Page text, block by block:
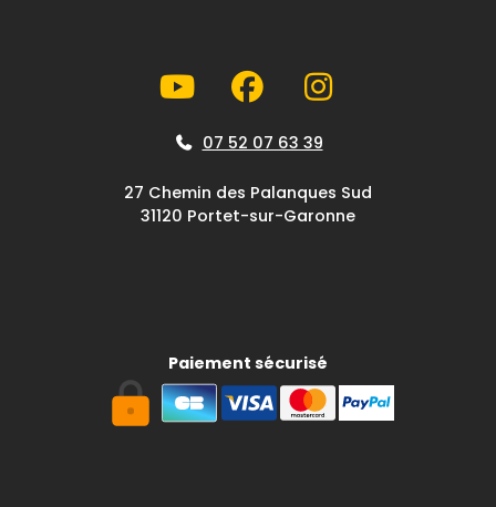
07 52 07 63 39
27 Chemin des Palanques Sud
31120 Portet-sur-Garonne
Paiement sécurisé